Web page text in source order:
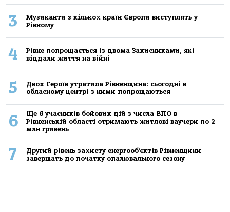
3
Музиканти з кількох країн Європи виступлять у
Рівному
4
Рівне попрощається із двома Захисниками, які
віддали життя на війні
5
Двох Героїв утратила Рівненщина: сьогодні в
обласному центрі з ними попрощаються
6
Ще 6 учасників бойових дій з числа ВПО в
Рівненській області отримають житлові ваучери по 2
млн гривень
7
Другий рівень захисту енергооб’єктів Рівненщини
завершать до початку опалювального сезону